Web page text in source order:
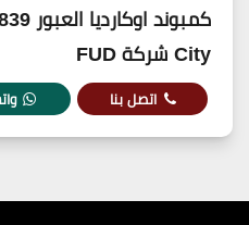
City شركة FUD
اتصل بنا